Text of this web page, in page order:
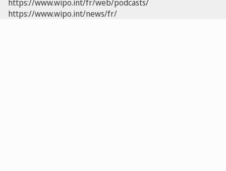
https://www.wipo.int/fr/web/podcasts/
https://www.wipo.int/news/fr/